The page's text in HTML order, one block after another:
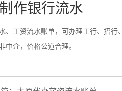
制作银行流水
工资流水账单，可办理工行、招
中介，价格公道合理。